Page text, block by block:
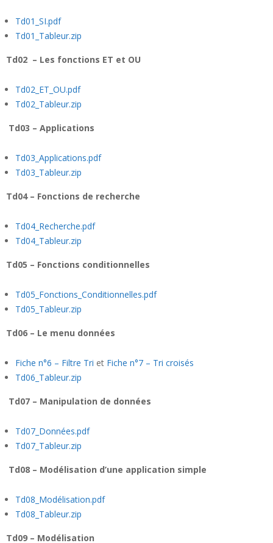
Td01_SI.pdf
Td01_Tableur.zip
Td02 – Les fonctions ET et OU
Td02_ET_OU.pdf
Td02_Tableur.zip
Td03 – Applications
Td03_Applications.pdf
Td03_Tableur.zip
Td04 – Fonctions de recherche
Td04_Recherche.pdf
Td04_Tableur.zip
Td05 – Fonctions conditionnelles
Td05_Fonctions_Conditionnelles.pdf
Td05_Tableur.zip
Td06 – Le menu données
Fiche n°6 – Filtre Tri et Fiche n°7 – Tri croisés
Td06_Tableur.zip
Td07 – Manipulation de données
Td07_Données.pdf
Td07_Tableur.zip
Td08 – Modélisation d’une application simple
Td08_Modélisation.pdf
Td08_Tableur.zip
Td09 – Modélisation